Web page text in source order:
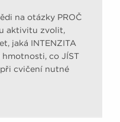
na otázky PROČ
aktivitu zvolit,
jaká INTENZITA
co JÍST
cvičení nutné